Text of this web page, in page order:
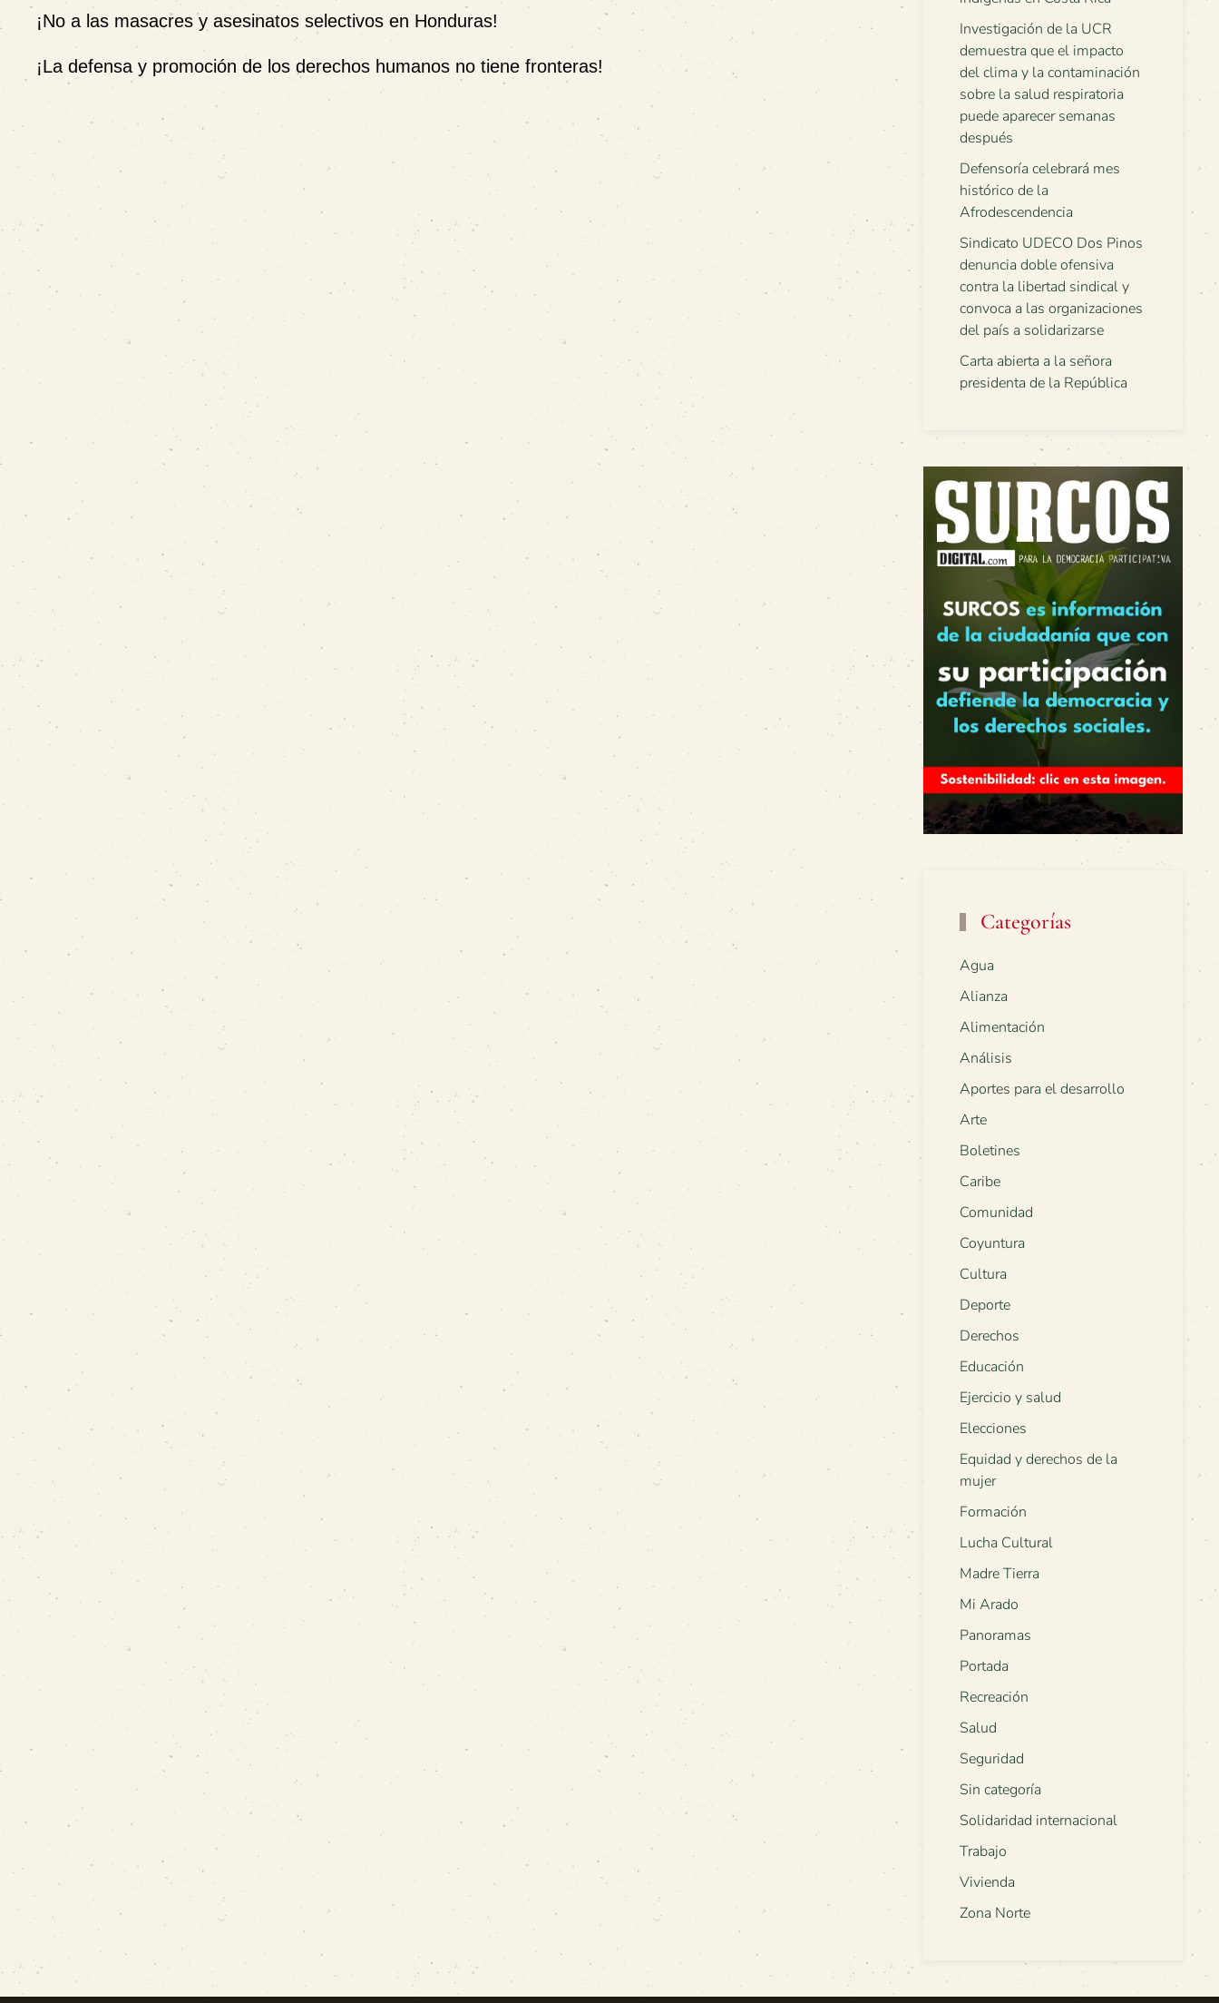
¡No a las masacres y asesinatos selectivos en Honduras!
¡La defensa y promoción de los derechos humanos no tiene fronteras!
Investigación de la UCR
demuestra que el impacto
del clima y la contaminación
sobre la salud respiratoria
puede aparecer semanas
después
Defensoría celebrará mes
histórico de la
Afrodescendencia
Sindicato UDECO Dos Pinos
denuncia doble ofensiva
contra la libertad sindical y
convoca a las organizaciones
del país a solidarizarse
Carta abierta a la señora
presidenta de la República
Categorías
Agua
Alianza
Alimentación
Análisis
Aportes para el desarrollo
Arte
Boletines
Caribe
Comunidad
Coyuntura
Cultura
Deporte
Derechos
Educación
Ejercicio y salud
Elecciones
Equidad y derechos de la
mujer
Formación
Lucha Cultural
Madre Tierra
Mi Arado
Panoramas
Portada
Recreación
Salud
Seguridad
Sin categoría
Solidaridad internacional
Trabajo
Vivienda
Zona Norte